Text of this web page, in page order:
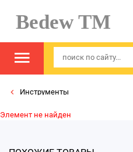
Bedew TM
Инструменты
Элемент не найден